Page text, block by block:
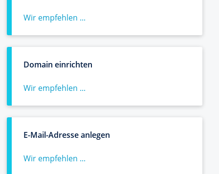
Wir empfehlen ...
Domain einrichten
Wir empfehlen ...
E-Mail-Adresse anlegen
Wir empfehlen ...